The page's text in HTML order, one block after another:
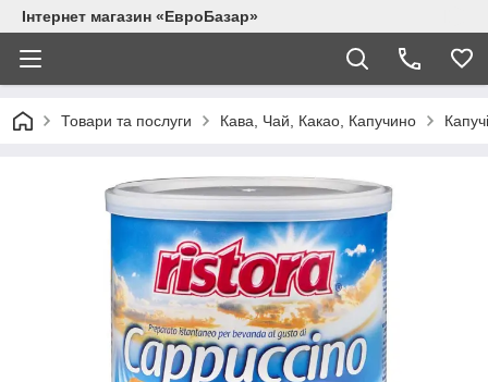
Інтернет магазин «ЕвроБазар»
Товари та послуги Кава, Чай, Какао, Капучино